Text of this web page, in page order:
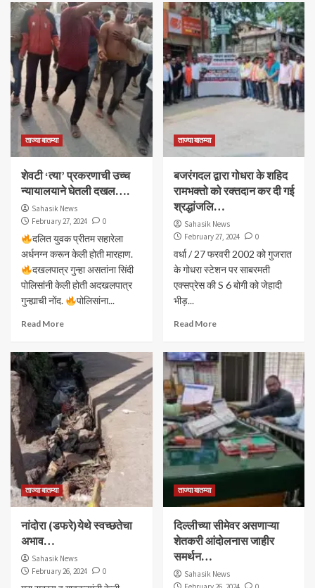
ताज्या बातम्या
शेवटी ‘त्या’ प्रकरणाची उच्च
न्यायालयाने घेतली दखल….
Sahasik News
February 27, 2024
0
दलित युवक प्रीतम सहारेला
अर्धनग्न करून केली होती मारहाण.
दखलपात्र गुन्हा असतांना सिंदी
पोलिसांनी केली होती अदखलपात्र
गुन्ह्याची नोंद.
पोलिसांना...
Read More
ताज्या बातम्या
बजरंगदल द्वारा गोधरा के शहिद
रामभक्तो को रक्तदान कर दी गई
श्रद्धांजलि…
Sahasik News
February 27, 2024
0
वर्धा / 27 फरवरी 2002 को गुजरात
के गोधरा स्टेशन पर साबरमती
एक्सप्रेस की S 6 बोगी को जेहादी
भीड़...
Read More
ताज्या बातम्या
नांदोरा (डफरे)येथे स्वच्छतेचा
अभाव…
Sahasik News
February 26, 2024
0
ताज्या बातम्या
दिल्लीच्या सीमेवर असणाऱ्या
शेतकरी आंदोलनास जाहीर
समर्थन…
Sahasik News